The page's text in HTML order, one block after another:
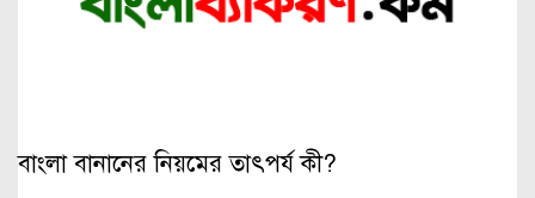
বাংলা বানানের নিয়মের তাৎপর্য কী?